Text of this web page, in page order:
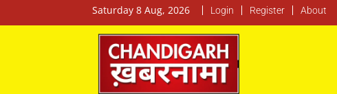
Saturday 8 Aug, 2026 Login Register About